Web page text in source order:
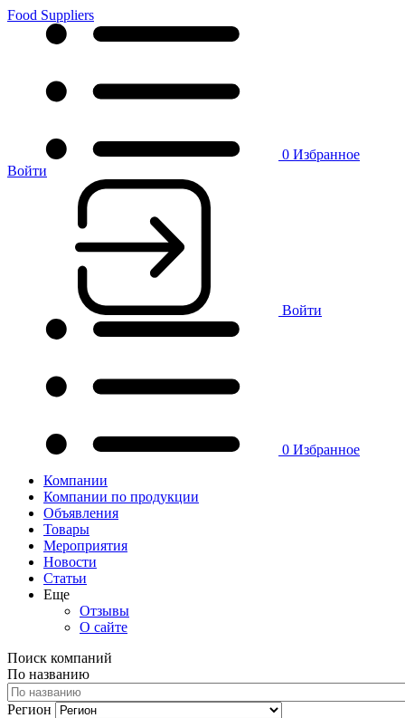
Food Suppliers
0 Избранное
Войти
Войти
0 Избранное
Компании
Компании по продукции
Объявления
Товары
Мероприятия
Новости
Статьи
Еще
Отзывы
О сайте
Поиск компаний
По названию
Регион